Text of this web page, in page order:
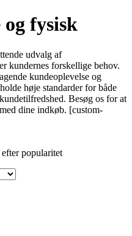
fysisk
udvalg af
kundernes forskellige behov.
kundeoplevelse og
høje standarder for både
Besøg os for at
dine indkøb. [custom-
efter popularitet